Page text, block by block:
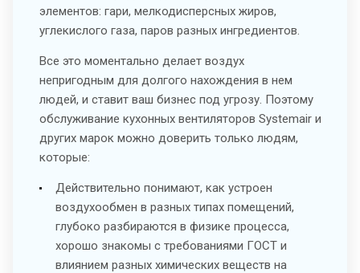
элементов: гари, мелкодисперсных жиров,
углекислого газа, паров разных ингредиентов.
Все это моментально делает воздух
непригодным для долгого нахождения в нем
людей, и ставит ваш бизнес под угрозу. Поэтому
обслуживание кухонных вентиляторов Systemair и
других марок можно доверить только людям,
которые:
Действительно понимают, как устроен
воздухообмен в разных типах помещений,
глубоко разбираются в физике процесса,
хорошо знакомы с требованиями ГОСТ и
влиянием разных химических веществ на